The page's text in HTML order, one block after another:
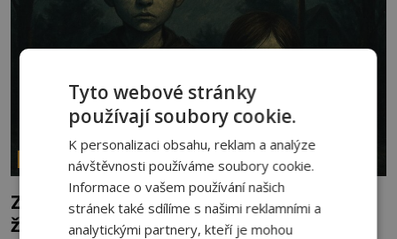
byste se je navštívit? [gallery ids="17
PARANORMÁLNÍ JEVY
Záhada děsivých černookých dětí: Je to
žert nebo realita?
Tyto webové stránky
používají soubory cookie.
K personalizaci obsahu, reklam a analýze
návštěvnosti používáme soubory cookie.
Informace o vašem používání našich
stránek také sdílíme s našimi reklamními a
analytickými partnery, kteří je mohou